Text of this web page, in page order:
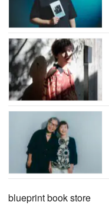
blueprint book store